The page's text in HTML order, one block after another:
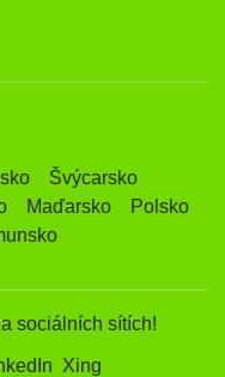
Švýcarsko
Maďarsko
Polsko
sociálních sítích!
Xing